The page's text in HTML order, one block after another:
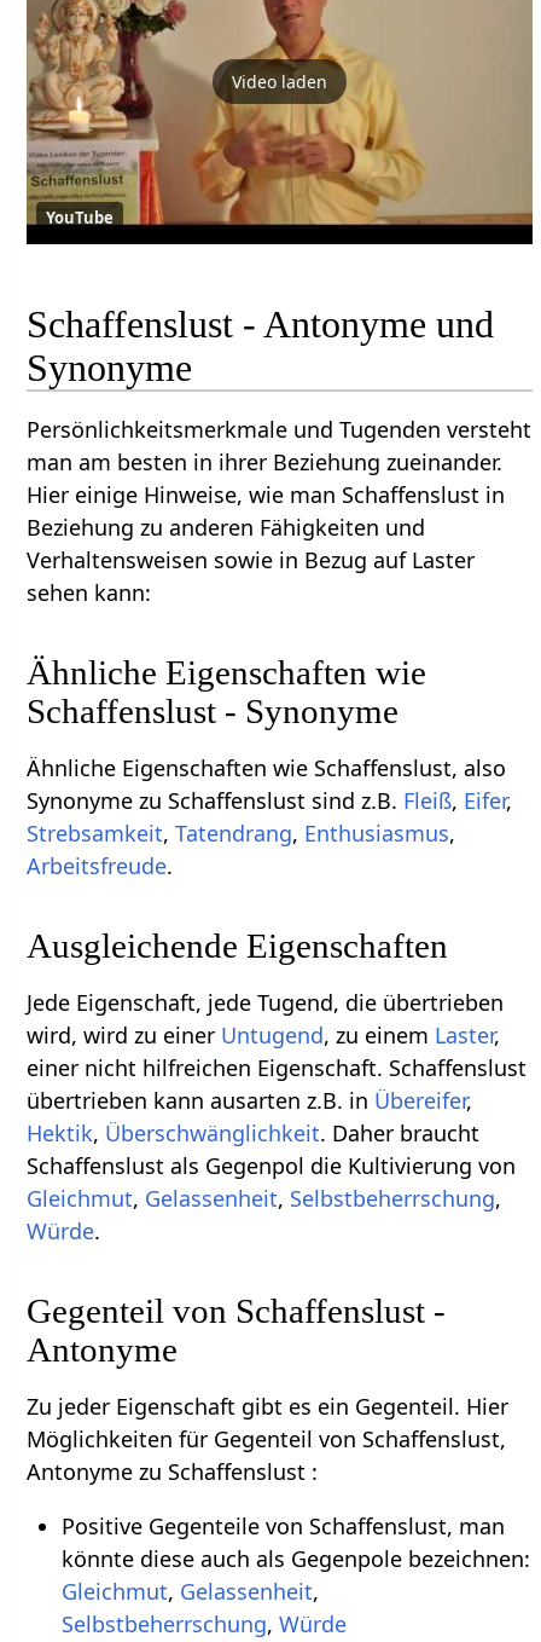
Video laden
YouTube
Schaffenslust - Antonyme und
Synonyme
Persönlichkeitsmerkmale und Tugenden versteht
man am besten in ihrer Beziehung zueinander.
Hier einige Hinweise, wie man Schaffenslust in
Beziehung zu anderen Fähigkeiten und
Verhaltensweisen sowie in Bezug auf Laster
sehen kann:
Ähnliche Eigenschaften wie
Schaffenslust - Synonyme
Ähnliche Eigenschaften wie Schaffenslust, also
Synonyme zu Schaffenslust sind z.B. Fleiß, Eifer,
Strebsamkeit,Tatendrang, Enthusiasmus,
Arbeitsfreude.
Ausgleichende Eigenschaften
Jede Eigenschaft, jede Tugend, die übertrieben
wird, wird zu einer Untugend, zu einem Laster,
einer nicht hilfreichen Eigenschaft. Schaffenslust
übertrieben kann ausarten z.B. in Übereifer,
Hektik, Überschwänglichkeit. Daher braucht
Schaffenslust als Gegenpol die Kultivierung von
Gleichmut, Gelassenheit, Selbstbeherrschung,
Würde.
Gegenteil von Schaffenslust -
Antonyme
Zu jeder Eigenschaft gibt es ein Gegenteil. Hier
Möglichkeiten für Gegenteil von Schaffenslust,
Antonyme zu Schaffenslust :
Positive Gegenteile von Schaffenslust, man
könnte diese auch als Gegenpole bezeichnen:
Gleichmut, Gelassenheit,
Selbstbeherrschung, Würde